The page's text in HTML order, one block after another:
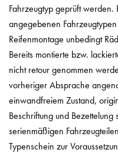
Fahrzeugtyp geprüft
angegebenen
Reifenmontage unbedingt
Bereits montierte bzw.
nicht retour genommen
vorheriger Absprache
einwandfreiem Zustand,
Beschriftung und
serienmäßigen
Typenschein zur